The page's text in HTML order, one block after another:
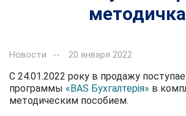
методичка
Новости 20 января 2022
C 24.01.2022 року в продажу
программы «BAS Бухгалтерія» в
методическим пособием.